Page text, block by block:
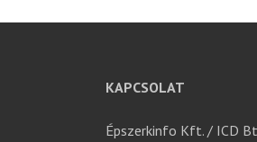
KAPCSOLAT
Épszerkinfo Kft. / ICD